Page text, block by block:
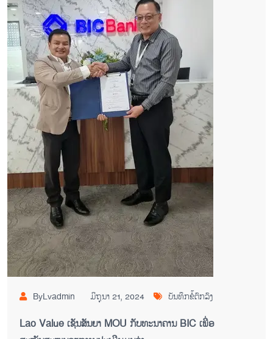
ByLvadmin ມິຖຸນາ 21, 2024 ບັນທຶກຂໍ້ຕົກລົງ
Lao Value ເຊັນສັນຍາ MOU ກັບທະນາຄານ BIC ເພື່ອ